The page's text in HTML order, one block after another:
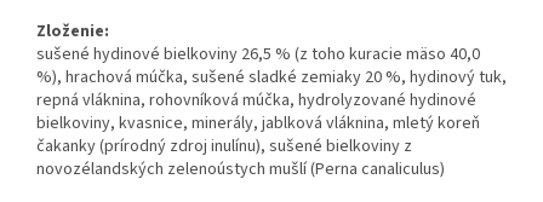
Zloženie:
sušené hydinové bielkoviny 26,5 % (z toho kuracie mäso 40,0
%), hrachová múčka, sušené sladké zemiaky 20 %, hydinový tuk,
repná vláknina, rohovníková múčka, hydrolyzované hydinové
bielkoviny, kvasnice, minerály, jablková vláknina, mletý koreň
čakanky (prírodný zdroj inulínu), sušené bielkoviny z
novozélandských zelenoústych mušlí (Perna canaliculus)